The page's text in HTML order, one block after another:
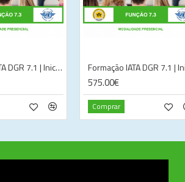
Formação IATA DGR 7.1 | Inicial | Presencial | Lisboa
575.00€
Comprar